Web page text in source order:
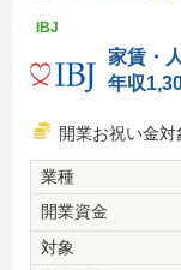
IBJ
家賃・
年収
開業お祝い金対
業種
開業資金
対象